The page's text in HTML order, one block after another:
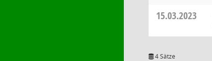
15.03.2023
4 Sätze